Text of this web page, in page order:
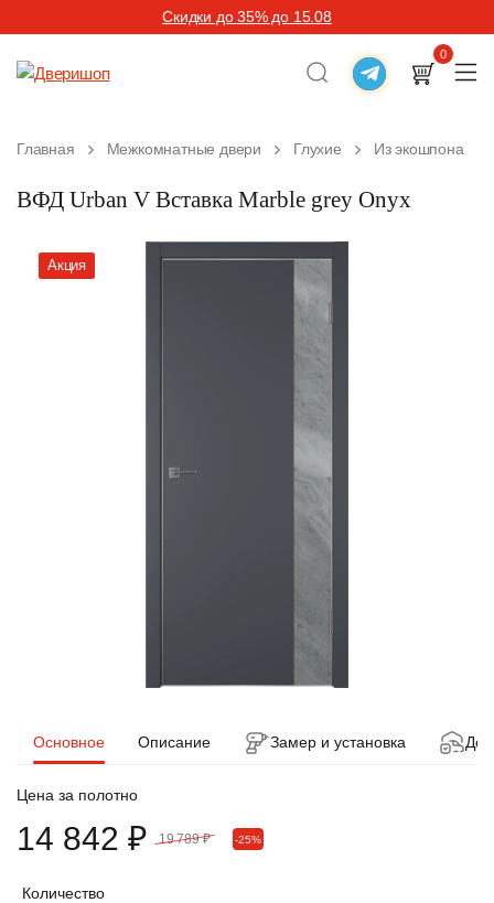
Скидки до 35% до 15.08
0
Главная Межкомнатные двери Глухие Из экошпона
ВФД Urban V Вставка Marble grey Onyx
Акция
Основное Описание Замер и установка
Количество
Цена за полотно
14 842 ₽ 19 789 ₽ -25%